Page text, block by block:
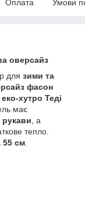
Оплата Умови
оверсайз
для зими та
фасон
еко-хутро Теді
має
рукави , а
тепло.
55 см